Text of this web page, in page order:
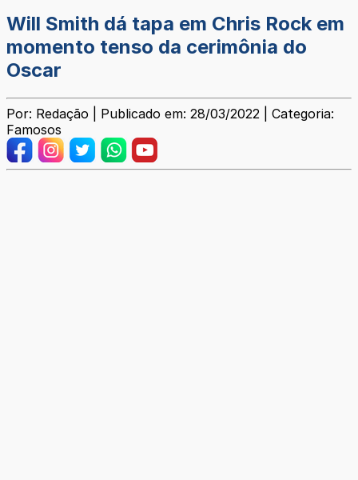
Will Smith dá tapa em Chris Rock em
momento tenso da cerimônia do
Oscar
Por: Redação | Publicado em: 28/03/2022 | Categoria:
Famosos